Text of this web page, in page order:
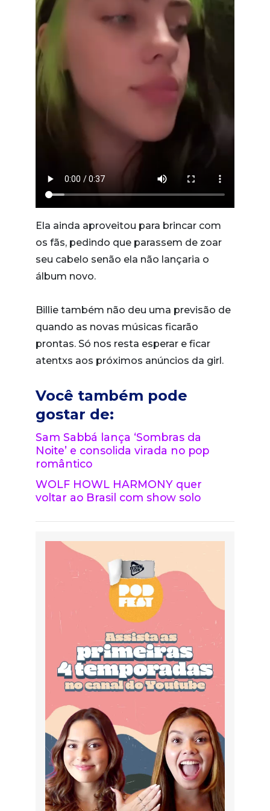
Ela ainda aproveitou para brincar com
os fãs, pedindo que parassem de zoar
seu cabelo senão ela não lançaria o
álbum novo.
Billie também não deu uma previsão de
quando as novas músicas ficarão
prontas. Só nos resta esperar e ficar
atentxs aos próximos anúncios da girl.
Você também pode
gostar de:
Sam Sabbá lança ‘Sombras da
Noite’ e consolida virada no pop
romântico
WOLF HOWL HARMONY quer
voltar ao Brasil com show solo